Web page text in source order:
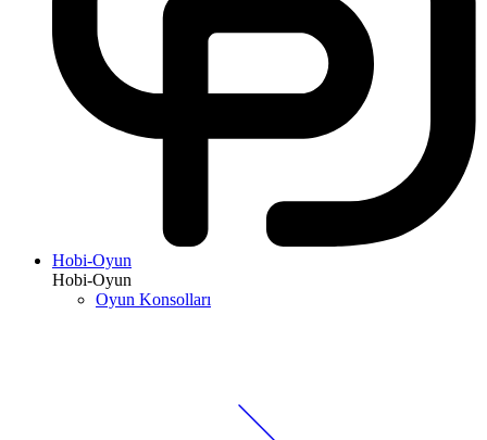
Hobi-Oyun
Hobi-Oyun
Oyun Konsolları